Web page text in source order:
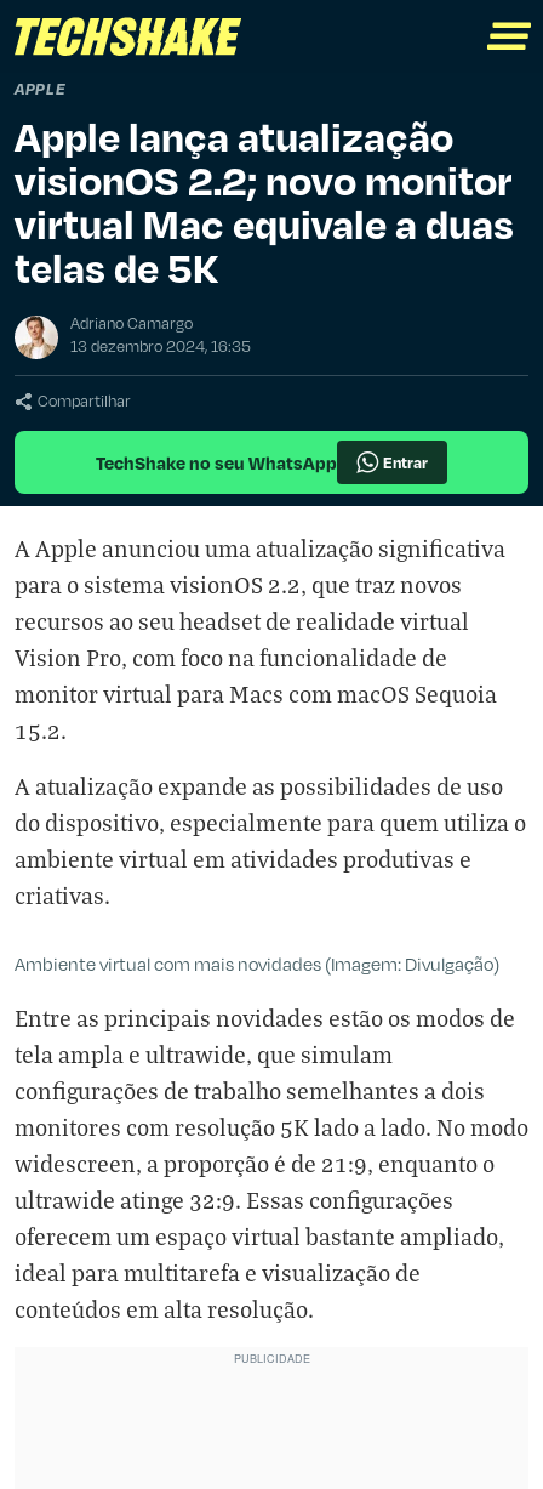
APPLE
Apple lança atualização
visionOS 2.2; novo monitor
virtual Mac equivale a duas
telas de 5K
Adriano Camargo
13 dezembro 2024, 16:35
Compartilhar
TechShake no seu WhatsApp Entrar
A Apple anunciou uma atualização significativa
para o sistema visionOS 2.2, que traz novos
recursos ao seu headset de realidade virtual
Vision Pro, com foco na funcionalidade de
monitor virtual para Macs com macOS Sequoia
15.2.
A atualização expande as possibilidades de uso
do dispositivo, especialmente para quem utiliza o
ambiente virtual em atividades produtivas e
criativas.
Ambiente virtual com mais novidades (Imagem: Divulgação)
Entre as principais novidades estão os modos de
tela ampla e ultrawide, que simulam
configurações de trabalho semelhantes a dois
monitores com resolução 5K lado a lado. No modo
widescreen, a proporção é de 21:9, enquanto o
ultrawide atinge 32:9. Essas configurações
oferecem um espaço virtual bastante ampliado,
ideal para multitarefa e visualização de
conteúdos em alta resolução.